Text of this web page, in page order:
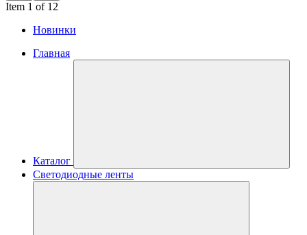
Item 1 of 12
Новинки
Главная
Каталог
Светодиодные ленты